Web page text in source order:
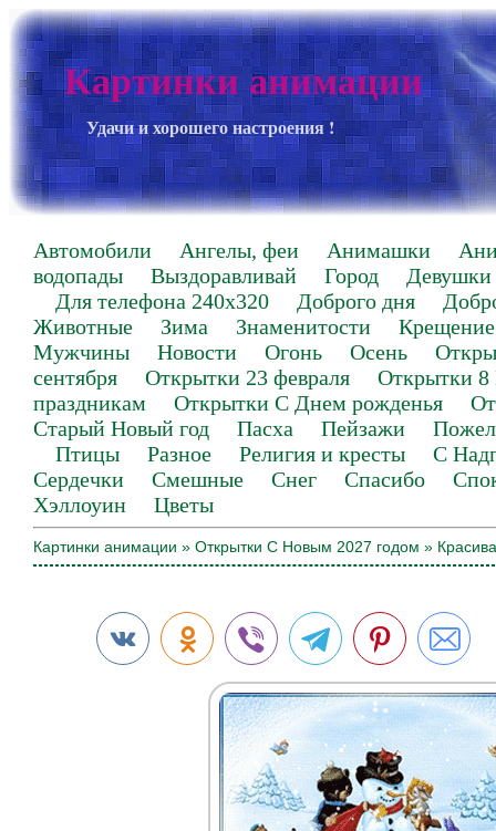
Картинки анимации
Удачи и хорошего настроения !
Автомобили Ангелы, феи Анимашки
водопады
Выздоравливай Город
Девушки
Для телефона 240х320
Доброго дня
Животные
Зима Знаменитости
Крещение
Мужчины
Новости Огонь Осень
сентября
Открытки 23 февраля
Открытки 8
праздникам
Открытки С Днем рожденья
Старый Новый год
Пасха Пейзажи
Птицы
Разное Религия и кресты
С
Сердечки
Смешные Снег Спасибо
Хэллоуин
Цветы
Картинки анимации » Открытки С Новым 2027 годом »